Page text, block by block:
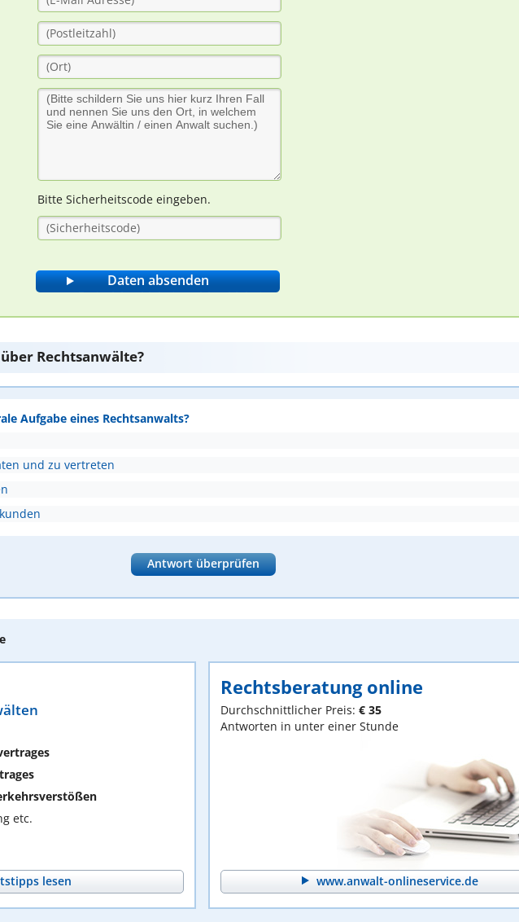
Bitte Sicherheitscode eingeben.
Rechtsanwälte?
Aufgabe eines Rechtsanwalts?
und zu vertreten
Antwort überprüfen
etc.
lesen
Rechtsberatung online
Durchschnittlicher Preis: € 35
Antworten in unter einer Stunde
www.anwalt-onlineservice.de